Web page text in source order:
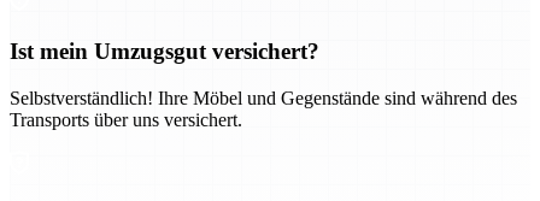
Ist mein Umzugsgut versichert?
Selbstverständlich! Ihre Möbel und Gegenstände sind während des
Transports über uns versichert.